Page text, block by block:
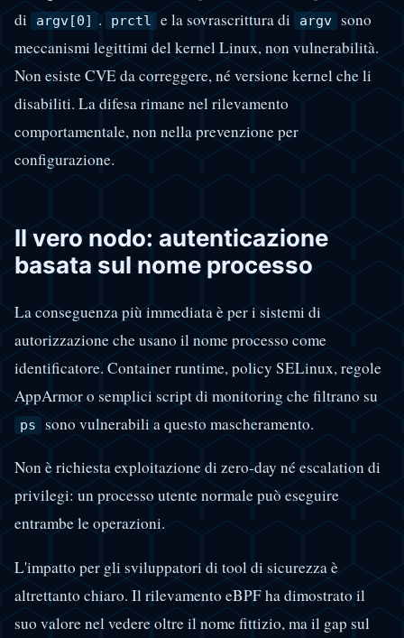
di
argv[0] . prctl e la sovrascrittura di argv
sono
meccanismi legittimi del kernel Linux, non vulnerabilità.
Non esiste CVE da correggere, né versione kernel che li
disabiliti. La difesa rimane nel rilevamento
comportamentale, non nella prevenzione per
configurazione.
Il vero nodo: autenticazione
basata sul nome processo
La conseguenza più immediata è per i sistemi di
autorizzazione che usano il nome processo come
identificatore. Container runtime, policy SELinux, regole
AppArmor o semplici script di monitoring che filtrano su
ps sono vulnerabili a questo mascheramento.
Non è richiesta exploitazione di zero-day né escalation di
privilegi: un processo utente normale può eseguire
entrambe le operazioni.
L'impatto per gli sviluppatori di tool di sicurezza è
altrettanto chiaro. Il rilevamento eBPF ha dimostrato il
suo valore nel vedere oltre il nome fittizio, ma il gap sul